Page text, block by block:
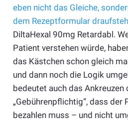
eben nicht das Gleiche,
dem Rezeptformular
DiltaHexal 90mg Retardabl.
Patient verstehen würde,
das Kästchen schon gleich
und dann noch die Logik
bedeutet auch das Ankreuzen
„Gebührenpflichtig“, dass der
bezahlen muss – und nicht